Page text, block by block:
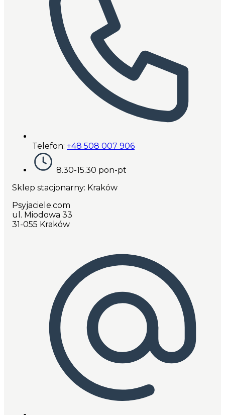
Telefon: +48 508 007 906
8.30-15.30 pon-pt
Sklep stacjonarny: Kraków
Psyjaciele.com
ul. Miodowa 33
31-055 Kraków